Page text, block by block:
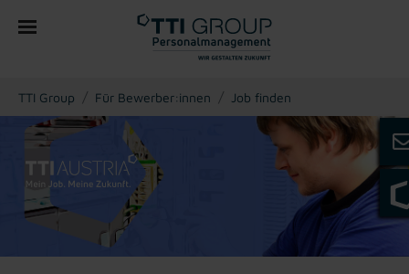
You are here:
TTI Group Für Bewerber:innen Job finden